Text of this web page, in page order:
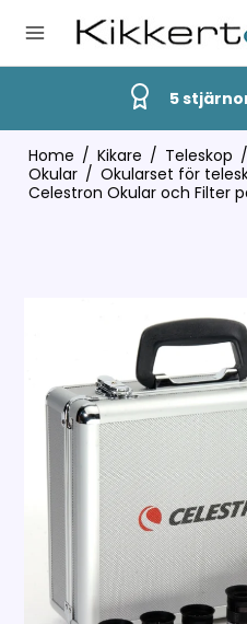
5
Home / Kikare / Teleskop /
Okular / Okularset för
Celestron Okular och Filter